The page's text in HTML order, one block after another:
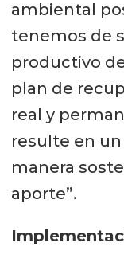
ambiental
tenemos de
productivo
plan de
real y
resulte en
manera
aporte”.